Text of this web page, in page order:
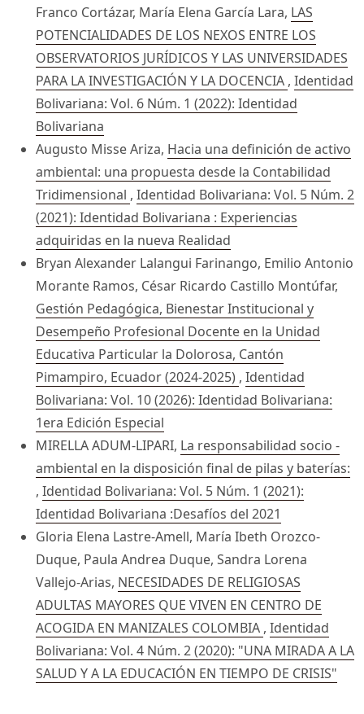
Franco Cortázar, María Elena García Lara, LAS
POTENCIALIDADES DE LOS NEXOS ENTRE LOS
OBSERVATORIOS JURÍDICOS Y LAS UNIVERSIDADES
PARA LA INVESTIGACIÓN Y LA DOCENCIA , Identidad
Bolivariana: Vol. 6 Núm. 1 (2022): Identidad
Bolivariana
Augusto Misse Ariza, Hacia una definición de activo
ambiental: una propuesta desde la Contabilidad
Tridimensional , Identidad Bolivariana: Vol. 5 Núm. 2
(2021): Identidad Bolivariana : Experiencias
adquiridas en la nueva Realidad
Bryan Alexander Lalangui Farinango, Emilio Antonio
Morante Ramos, César Ricardo Castillo Montúfar,
Gestión Pedagógica, Bienestar Institucional y
Desempeño Profesional Docente en la Unidad
Educativa Particular la Dolorosa, Cantón
Pimampiro, Ecuador (2024-2025) , Identidad
Bolivariana: Vol. 10 (2026): Identidad Bolivariana:
1era Edición Especial
MIRELLA ADUM-LIPARI, La responsabilidad socio -
ambiental en la disposición final de pilas y baterías:
, Identidad Bolivariana: Vol. 5 Núm. 1 (2021):
Identidad Bolivariana :Desafíos del 2021
Gloria Elena Lastre-Amell, María Ibeth Orozco-
Duque, Paula Andrea Duque, Sandra Lorena
Vallejo-Arias, NECESIDADES DE RELIGIOSAS
ADULTAS MAYORES QUE VIVEN EN CENTRO DE
ACOGIDA EN MANIZALES COLOMBIA , Identidad
Bolivariana: Vol. 4 Núm. 2 (2020): "UNA MIRADA A LA
SALUD Y A LA EDUCACIÓN EN TIEMPO DE CRISIS"